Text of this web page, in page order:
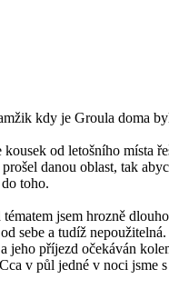
kdy je Groula doma
od letošního místa
danou oblast, tak
toho.
jsem hrozně
sebe a tudíž
jeho příjezd očekáván
v půl jedné v noci